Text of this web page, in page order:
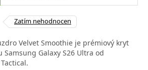
Zatím nehodnocen
Velvet Smoothie je prémiový kryt
Galaxy S26 Ultra od